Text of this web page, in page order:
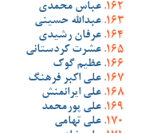
عباس محمدی
عبدالله حسینی
عرفان رشیدی
عشرت کردستانی
عظیم گوک
علی اکبر فرهنگ
علی ایرانمنش
علی پورمحمد
علی تهامی